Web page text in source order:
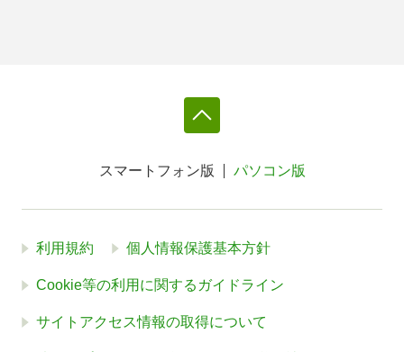
スマートフォン版 パソコン版
利用規約 個人情報保護基本方針
Cookie等の利用に関するガイドライン
サイトアクセス情報の取得について